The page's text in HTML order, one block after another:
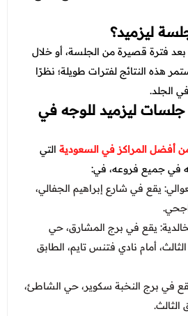
ليزميد؟
فترة قصيرة من الجلسة، أو خلال
هذه النتائج لفترات طويلة؛ نظرًا
الجلد.
ليزميد للوجه في
أفضل المراكز في السعوديةالتي
في جميع فروعه، في:
يقع في شارع إبراهيم الجفالي،
يقع في برج المشارق، حي
أمام نادي فتنس تايم، الطابق
في برج النخبة سكوير، حي الشاطئ،